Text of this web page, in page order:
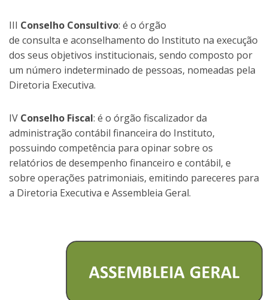
III Conselho Consultivo: é o órgão
de consulta e aconselhamento do Instituto na execução
dos seus objetivos institucionais, sendo composto por
um número indeterminado de pessoas, nomeadas pela
Diretoria Executiva.
IV Conselho Fiscal: é o órgão fiscalizador da
administração contábil financeira do Instituto,
possuindo competência para opinar sobre os
relatórios de desempenho financeiro e contábil, e
sobre operações patrimoniais, emitindo pareceres para
a Diretoria Executiva e Assembleia Geral.